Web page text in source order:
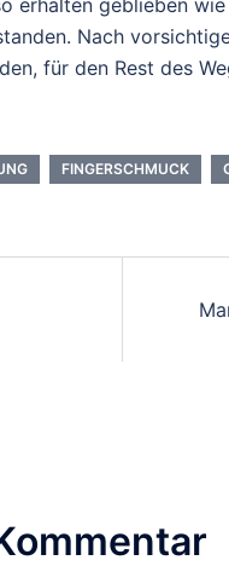
Nach
für den Rest des
FINGERSCHMUCK